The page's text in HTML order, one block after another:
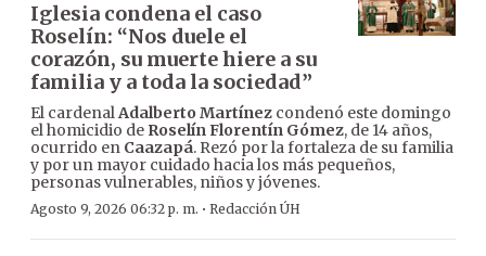
Iglesia condena el caso
Roselín: “Nos duele el
corazón, su muerte hiere a su
familia y a toda la sociedad”
El cardenalAdalberto Martínez condenó este domingo
el homicidio de Roselín Florentín Gómez, de 14 años,
ocurrido en Caazapá. Rezó por la fortaleza de su familia
y por un mayor cuidado hacia los más pequeños,
personas vulnerables, niños y jóvenes.
Agosto 9, 2026 06:32 p. m. · Redacción ÚH